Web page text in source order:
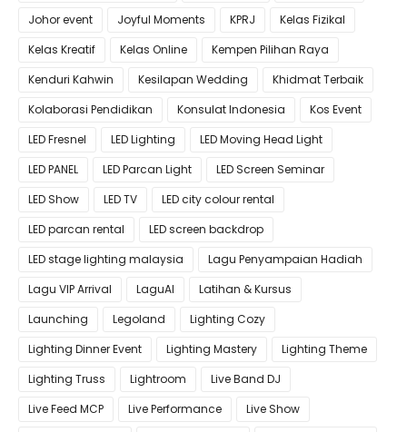
Johor event
Joyful Moments KPRJ
Kelas Fizikal
Kelas Kreatif
Kelas Online
Kempen Pilihan Raya
Kenduri Kahwin
Kesilapan Wedding
Khidmat Terbaik
Kolaborasi Pendidikan
Konsulat Indonesia
Kos Event
LED Fresnel
LED Lighting
LED Moving Head Light
LED PANEL
LED Parcan Light
LED Screen Seminar
LED Show
LED TV
LED city colour rental
LED parcan rental
LED screen backdrop
LED stage lighting malaysia
Lagu Penyampaian Hadiah
Lagu VIP Arrival
LaguAI
Latihan & Kursus
Launching
Legoland
Lighting Cozy
Lighting Dinner Event
Lighting Mastery
Lighting Theme
Lighting Truss
Lightroom
Live Band DJ
Live Feed MCP
Live Performance
Live Show